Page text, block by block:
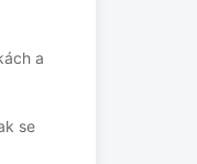
a
se